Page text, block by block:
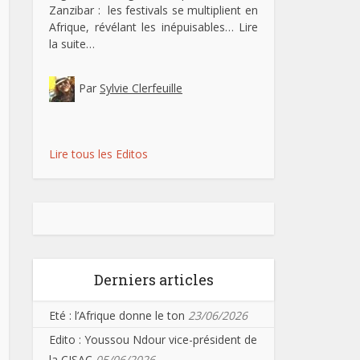
Zanzibar : les festivals se multiplient en
Afrique, révélant les inépuisables… Lire
la suite…
Par Sylvie Clerfeuille
Lire tous les Editos
Derniers articles
Eté : l’Afrique donne le ton 23/06/2026
Edito : Youssou Ndour vice-président de